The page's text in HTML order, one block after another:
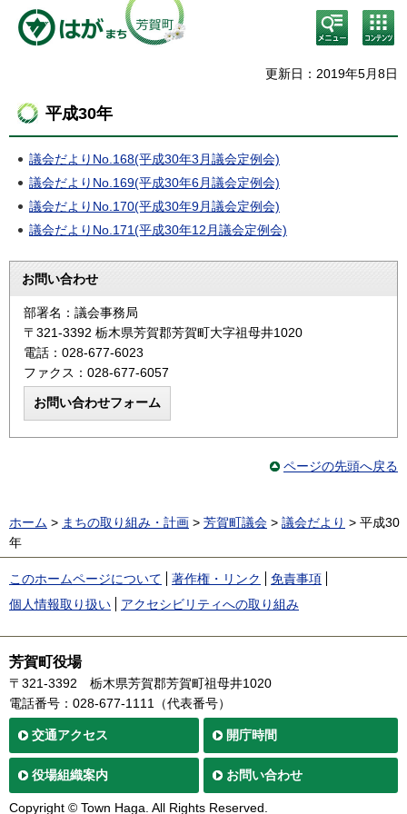
検
索・
メニ
コン
テン
ニュ
更新日：2019年5月8日
平成30年
議会だよりNo.168(平成30年3月議会定例会)
議会だよりNo.169(平成30年6月議会定例会)
議会だよりNo.170(平成30年9月議会定例会)
議会だよりNo.171(平成30年12月議会定例会)
お問い合わせ
部署名：議会事務局
〒321-3392 栃木県芳賀郡芳賀町大字祖母井1020
電話：028-677-6023
ファクス：028-677-6057
ページの先頭へ戻る
ホーム > まちの取り組み・計画 > 芳賀町議会 > 議会だより > 平成30
年
このホームページについて 著作権・リンク
免責事項
個人情報取り扱い
アクセシビリティへの取り組み
芳賀町役場
〒321-3392
栃木県芳賀郡芳賀町祖母井1020
電話番号：028-677-1111（代表番号）
交通アクセス 開庁時間
役場組織案内 お問い合わせ
Copyright © Town Haga. All Rights Reserved.